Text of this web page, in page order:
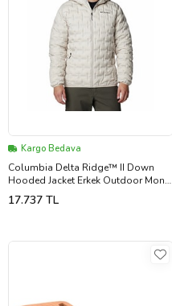
Kargo Bedava
Columbia Delta Ridge™ II Down
Hooded Jacket Erkek Outdoor Montu
(650 Dolgu Kaz Tüyü) 2086221278
Bej
17.737 TL